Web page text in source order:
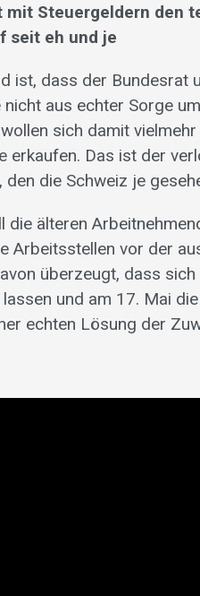
mit Steuergeldern den
seit eh und je
ist, dass der Bundesrat
aus echter Sorge
sich damit
erkaufen. Das ist der
die Schweiz je
die älteren
Arbeitsstellen vor der
überzeugt, dass
und am 17. Mai
echten Lösung der